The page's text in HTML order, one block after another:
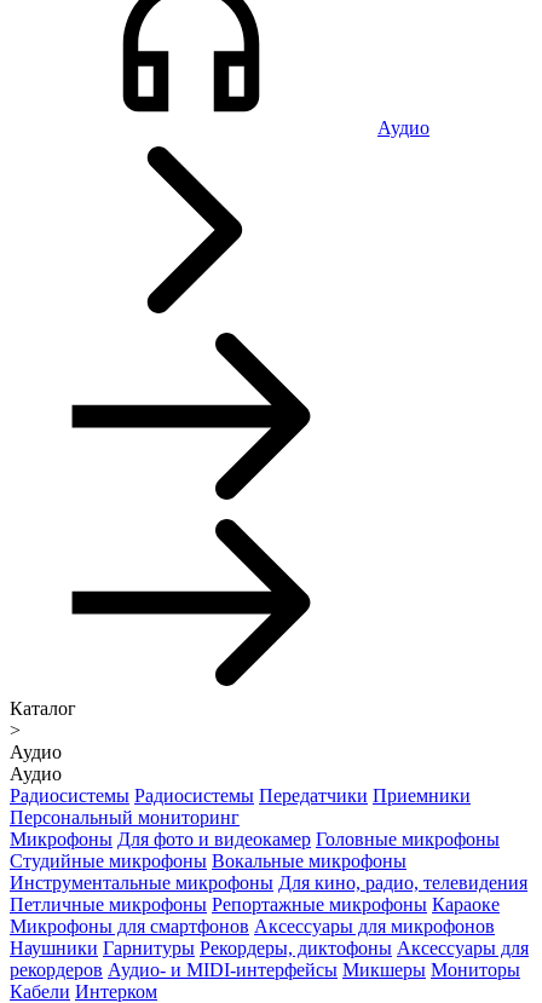
Аудио
Каталог
>
Аудио
Аудио
Радиосистемы Радиосистемы Передатчики Приемники
Персональный мониторинг
Микрофоны Для фото и видеокамер Головные микрофоны
Студийные микрофоны Вокальные микрофоны
Инструментальные микрофоны Для кино, радио, телевидения
Петличные микрофоны Репортажные микрофоны Караоке
Микрофоны для смартфонов Аксессуары для микрофонов
Наушники Гарнитуры Рекордеры, диктофоны Аксессуары для
рекордеров Аудио- и MIDI-интерфейсы Микшеры Мониторы
Кабели Интерком